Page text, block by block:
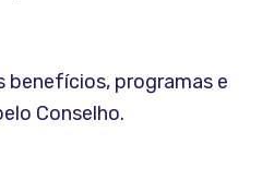
benefícios, programas e
Conselho.